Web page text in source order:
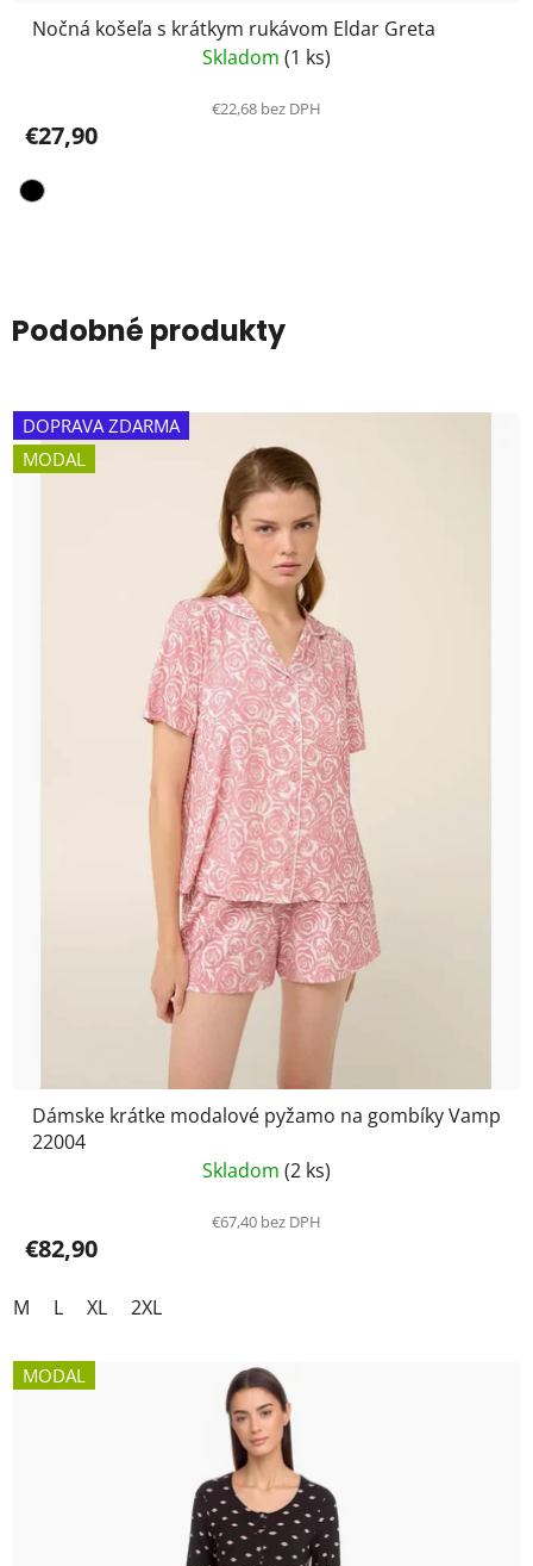
Nočná košeľa s krátkym rukávom Eldar Greta
Skladom (1 ks)
€22,68 bez DPH
€27,90
Podobné produkty
DOPRAVA ZDARMA
MODAL
Dámske krátke modalové pyžamo na gombíky Vamp
22004
Skladom (2 ks)
€67,40 bez DPH
€82,90
M L XL 2XL
MODAL